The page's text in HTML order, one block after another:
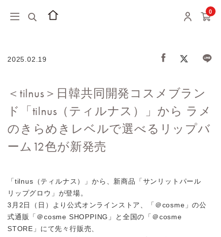
0
2025.02.19
＜tilnus＞⽇韓共同開発コスメブラン
ド「tilnus（ティルナス）」から ラメ
のきらめきレベルで選べるリップバ
ーム12⾊が新発売
「tilnus（ティルナス）」から、新商品「サンリットパール
リップグロウ」が登場。
3⽉2⽇（⽇）より公式オンラインストア、「＠cosme」の公
式通販「＠cosme SHOPPING」と全国の「＠cosme
STORE」にて先々⾏販売、